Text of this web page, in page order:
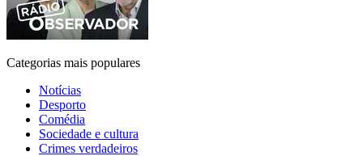
Categorias mais populares
Notícias
Desporto
Comédia
Sociedade e cultura
Crimes verdadeiros